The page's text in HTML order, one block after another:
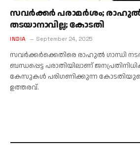
സവർക്കർ പരാമർശം; രാഹുൽ
തടയാനാവില്ല; കോടതി
INDIA September 24, 2025
സവർക്കർക്കെതിരെ രാഹുൽ ഗാന്ധി
ബന്ധപ്പെട്ട പരാതിയിലാണ്
കേസുകൾ പരിഗണിക്കുന്ന
ഉത്തരവ്.